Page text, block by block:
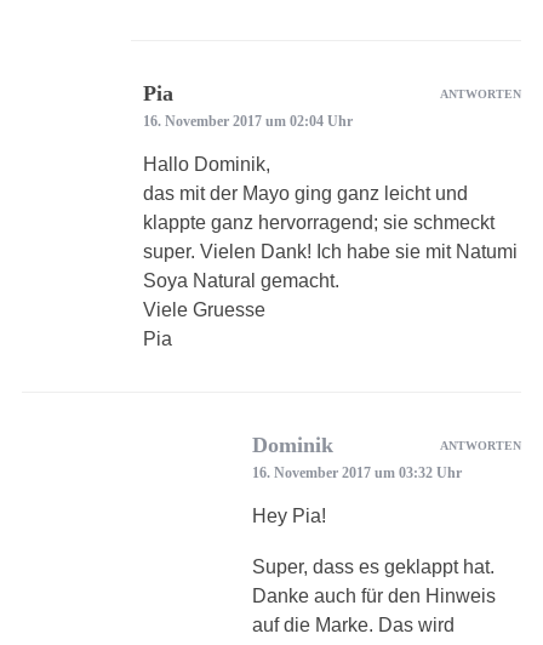
Pia
16. November 2017 um 02:04 Uhr
Hallo Dominik,
das mit der Mayo ging ganz leicht und
klappte ganz hervorragend; sie schmeckt
super. Vielen Dank! Ich habe sie mit Natumi
Soya Natural gemacht.
Viele Gruesse
Pia
ANTWORTEN
Dominik
16. November 2017 um 03:32 Uhr
Hey Pia!
Super, dass es geklappt hat.
Danke auch für den Hinweis
auf die Marke. Das wird
ANTWORTEN